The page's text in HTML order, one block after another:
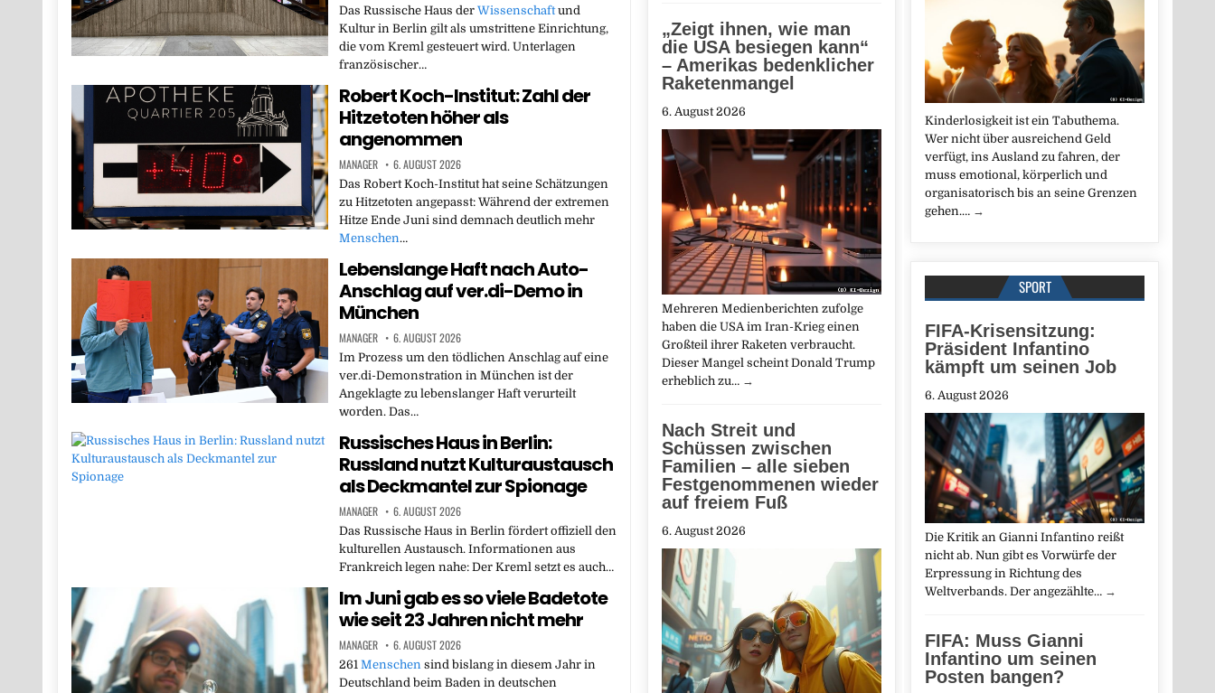
Das Russische Haus der Wissenschaftund
Kultur in Berlin gilt als umstrittene Einrichtung,
die vom Kreml gesteuert wird. Unterlagen
französischer…
Robert Koch-Institut: Zahl der
Hitzetoten höher als
angenommen
MANAGER 6. AUGUST 2026
Das Robert Koch-Institut hat seine Schätzungen
zu Hitzetoten angepasst: Während der extremen
Hitze Ende Juni sind demnach deutlich mehr
Menschen…
Lebenslange Haft nach Auto-
Anschlag auf ver.di-Demo in
München
MANAGER 6. AUGUST 2026
Im Prozess um den tödlichen Anschlag auf eine
ver.di-Demonstration in München ist der
Angeklagte zu lebenslanger Haft verurteilt
worden. Das…
Russisches Haus in Berlin:
Russland nutzt Kulturaustausch
als Deckmantel zur Spionage
MANAGER 6. AUGUST 2026
Das Russische Haus in Berlin fördert offiziell den
kulturellen Austausch. Informationen aus
Frankreich legen nahe: Der Kreml setzt es auch…
Im Juni gab es so viele Badetote
wie seit 23 Jahren nicht mehr
MANAGER 6. AUGUST 2026
261 Menschensind bislang in diesem Jahr in
Deutschland beim Baden in deutschen
Kinderlosigkeit ist ein Tabuthema.
Wer nicht über ausreichend Geld
verfügt, ins Ausland zu fahren, der
muss emotional, körperlich und
organisatorisch bis an seine Grenzen
gehen.… →
SPORT
FIFA-Krisensitzung:
Präsident Infantino
kämpft um seinen Job
6. August 2026
Die Kritik an Gianni Infantino reißt
nicht ab. Nun gibt es Vorwürfe der
Erpressung in Richtung des
Weltverbands. Der angezählte… →
FIFA: Muss Gianni
Infantino um seinen
Posten bangen?
„Zeigt ihnen, wie man
die USA besiegen kann“
– Amerikas bedenklicher
Raketenmangel
6. August 2026
Mehreren Medienberichten zufolge
haben die USA im Iran-Krieg einen
Großteil ihrer Raketen verbraucht.
Dieser Mangel scheint Donald Trump
erheblich zu… →
Nach Streit und
Schüssen zwischen
Familien – alle sieben
Festgenommenen wieder
auf freiem Fuß
6. August 2026